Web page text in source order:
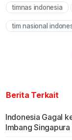
timnas indonesia
tim nasional
Berita Terkait
Indonesia Gagal
Imbang Singapura